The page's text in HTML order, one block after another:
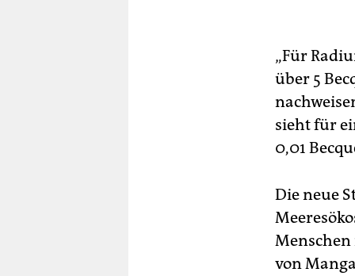
„Für
über 5
sieht für
0,01
Die neue
von